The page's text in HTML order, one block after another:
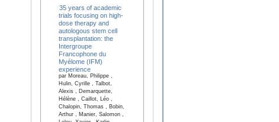
35 years of academic
trials focusing on high-
dose therapy and
autologous stem cell
transplantation: the
Intergroupe
Francophone du
Myélome (IFM)
experience
par Moreau, Philippe ,
Hulin, Cyrille , Talbot,
Alexis , Demarquette,
Hélène , Caillot, Léo ,
Chalopin, Thomas , Bobin,
Arthur , Manier, Salomon ,